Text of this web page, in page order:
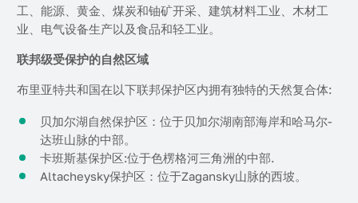
工、能源、黄金、煤炭和铀矿开采、建筑材料工业、木材工
业、电气设备生产以及食品和轻工业。
联邦级受保护的自然区域
布里亚特共和国在以下联邦保护区内拥有独特的天然复合体:
贝加尔湖自然保护区：位于贝加尔湖南部海岸和哈马尔-
达班山脉的中部。
卡班斯基保护区:位于色楞格河三角洲的中部.
Altacheysky保护区：位于Zagansky山脉的西坡。